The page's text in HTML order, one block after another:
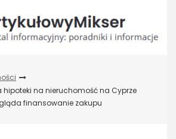
hipoteki na nieruchomość na Cyprze
finansowanie zakupu